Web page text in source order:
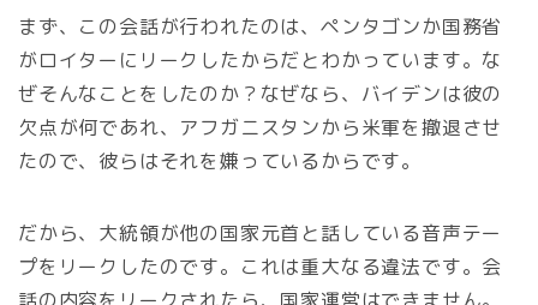
まず、この会話が行われたのは、ペンタゴンか国務省
がロイターにリークしたからだとわかっています。な
ぜそんなことをしたのか？なぜなら、バイデンは彼の
欠点が何であれ、アフガニスタンから米軍を撤退させ
たので、彼らはそれを嫌っているからです。
だから、大統領が他の国家元首と話している音声テー
プをリークしたのです。これは重大なる違法です。会